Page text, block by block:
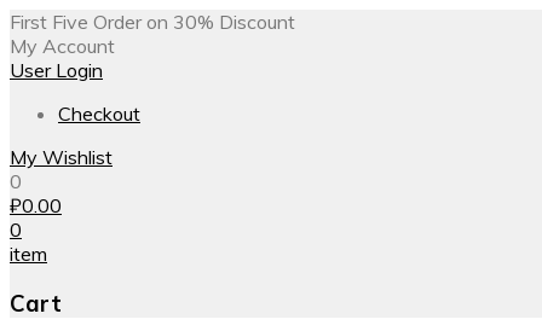
First Five Order on 30% Discount
My Account
User Login
Checkout
My Wishlist
0
₽0.00
0
item
Cart